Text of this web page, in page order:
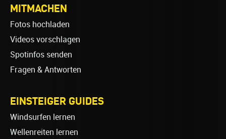
MITMACHEN
Fotos hochladen
Videos vorschlagen
Spotinfos senden
Fragen & Antworten
EINSTEIGER GUIDES
Windsurfen lernen
Wellenreiten lernen